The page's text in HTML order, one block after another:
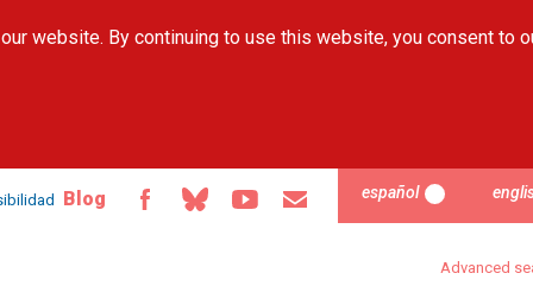
main
website. By continuing to use this website, you consent to
Blog español
Advanced